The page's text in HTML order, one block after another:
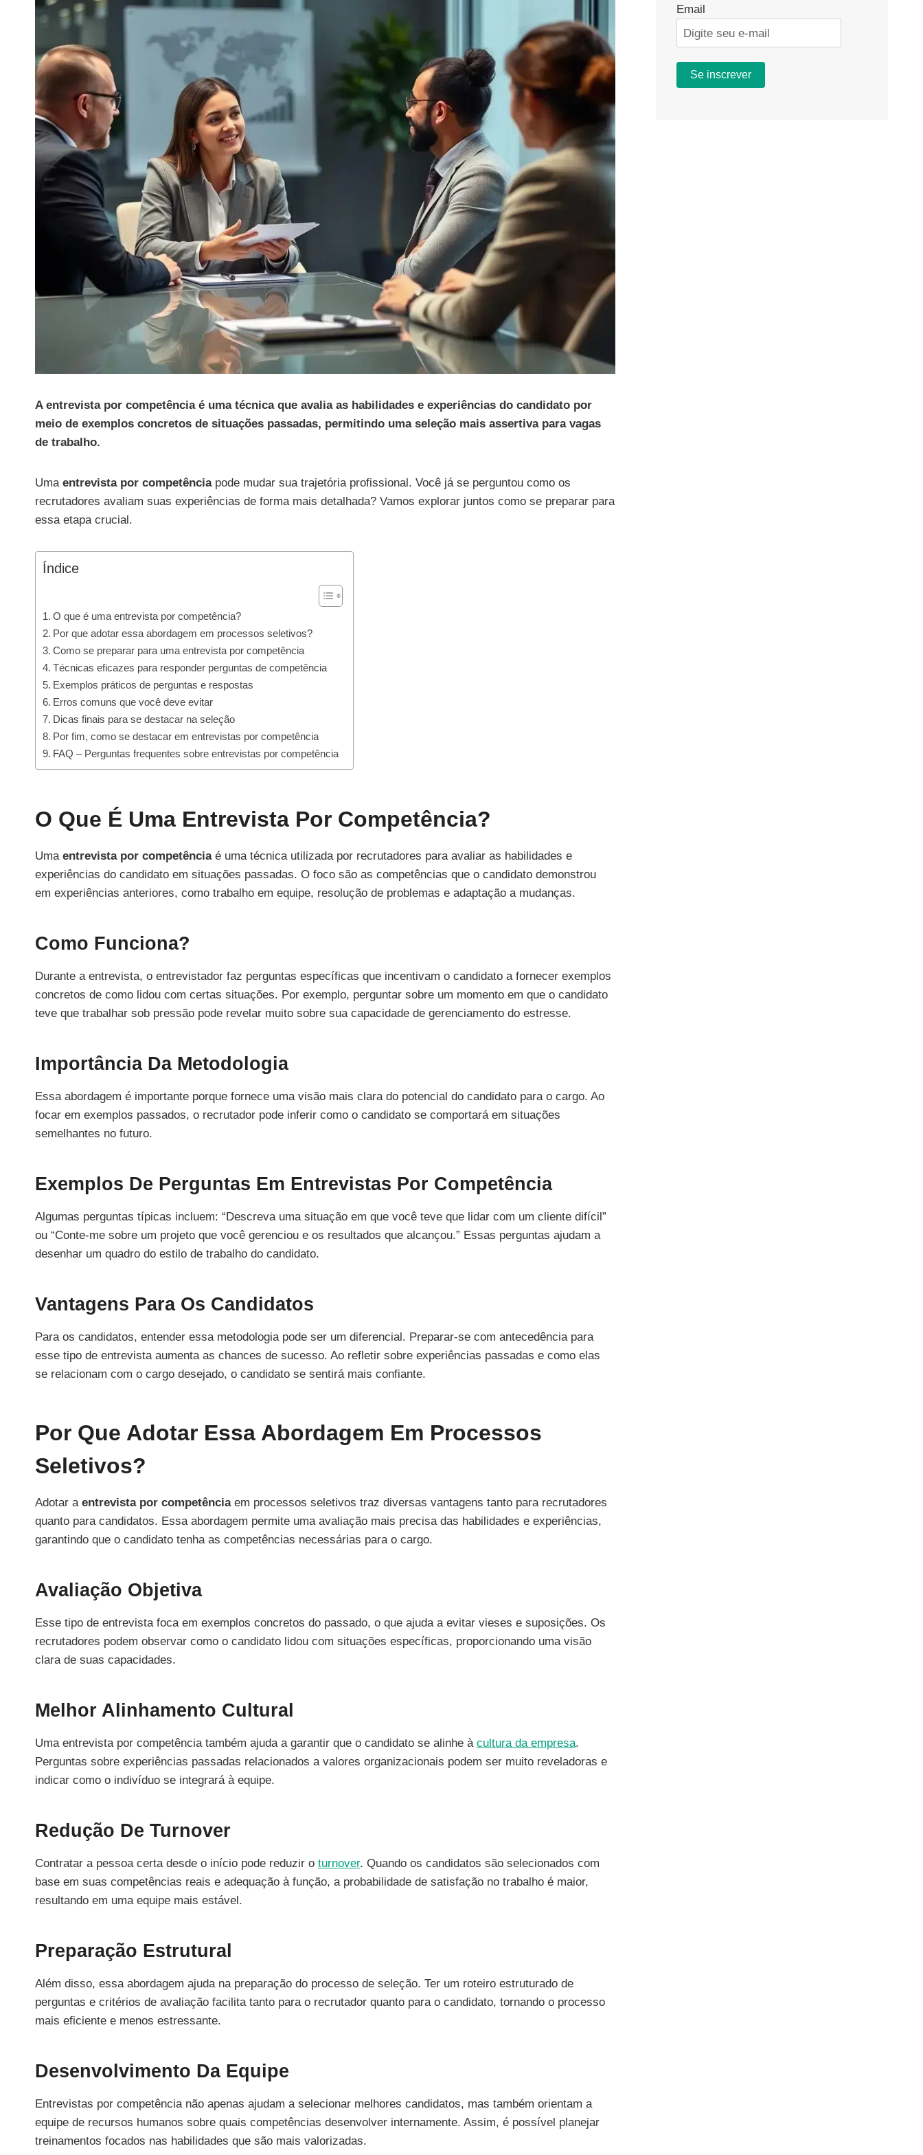
A entrevista por competência é uma técnica que avalia as habilidades e experiências do candidato por
meio de exemplos concretos de situações passadas, permitindo uma seleção mais assertiva para vagas
de trabalho.
Uma entrevista por competênciapode mudar sua trajetória profissional. Você já se perguntou como os
recrutadores avaliam suas experiências de forma mais detalhada? Vamos explorar juntos como se preparar para
essa etapa crucial.
Índice
O que é uma entrevista por competência?
Por que adotar essa abordagem em processos seletivos?
Como se preparar para uma entrevista por competência
Técnicas eficazes para responder perguntas de competência
Exemplos práticos de perguntas e respostas
Erros comuns que você deve evitar
Dicas finais para se destacar na seleção
Por fim, como se destacar em entrevistas por competência
FAQ – Perguntas frequentes sobre entrevistas por competência
O Que É Uma Entrevista Por Competência?
Uma entrevista por competênciaé uma técnica utilizada por recrutadores para avaliar as habilidades e
experiências do candidato em situações passadas. O foco são as competências que o candidato demonstrou
em experiências anteriores, como trabalho em equipe, resolução de problemas e adaptação a mudanças.
Como Funciona?
Durante a entrevista, o entrevistador faz perguntas específicas que incentivam o candidato a fornecer exemplos
concretos de como lidou com certas situações. Por exemplo, perguntar sobre um momento em que o candidato
teve que trabalhar sob pressão pode revelar muito sobre sua capacidade de gerenciamento do estresse.
Importância Da Metodologia
Essa abordagem é importante porque fornece uma visão mais clara do potencial do candidato para o cargo. Ao
focar em exemplos passados, o recrutador pode inferir como o candidato se comportará em situações
semelhantes no futuro.
Exemplos De Perguntas Em Entrevistas Por Competência
Algumas perguntas típicas incluem: “Descreva uma situação em que você teve que lidar com um cliente difícil”
ou “Conte-me sobre um projeto que você gerenciou e os resultados que alcançou.” Essas perguntas ajudam a
desenhar um quadro do estilo de trabalho do candidato.
Vantagens Para Os Candidatos
Para os candidatos, entender essa metodologia pode ser um diferencial. Preparar-se com antecedência para
esse tipo de entrevista aumenta as chances de sucesso. Ao refletir sobre experiências passadas e como elas
se relacionam com o cargo desejado, o candidato se sentirá mais confiante.
Por Que Adotar Essa Abordagem Em Processos
Seletivos?
Adotar a entrevista por competênciaem processos seletivos traz diversas vantagens tanto para recrutadores
quanto para candidatos. Essa abordagem permite uma avaliação mais precisa das habilidades e experiências,
garantindo que o candidato tenha as competências necessárias para o cargo.
Avaliação Objetiva
Esse tipo de entrevista foca em exemplos concretos do passado, o que ajuda a evitar vieses e suposições. Os
recrutadores podem observar como o candidato lidou com situações específicas, proporcionando uma visão
clara de suas capacidades.
Melhor Alinhamento Cultural
Uma entrevista por competência também ajuda a garantir que o candidato se alinhe à cultura da empresa.
Perguntas sobre experiências passadas relacionados a valores organizacionais podem ser muito reveladoras e
indicar como o indivíduo se integrará à equipe.
Redução De Turnover
Contratar a pessoa certa desde o início pode reduzir o turnover. Quando os candidatos são selecionados com
base em suas competências reais e adequação à função, a probabilidade de satisfação no trabalho é maior,
resultando em uma equipe mais estável.
Preparação Estrutural
Além disso, essa abordagem ajuda na preparação do processo de seleção. Ter um roteiro estruturado de
perguntas e critérios de avaliação facilita tanto para o recrutador quanto para o candidato, tornando o processo
mais eficiente e menos estressante.
Desenvolvimento Da Equipe
Entrevistas por competência não apenas ajudam a selecionar melhores candidatos, mas também orientam a
equipe de recursos humanos sobre quais competências desenvolver internamente. Assim, é possível planejar
treinamentos focados nas habilidades que são mais valorizadas.
Email